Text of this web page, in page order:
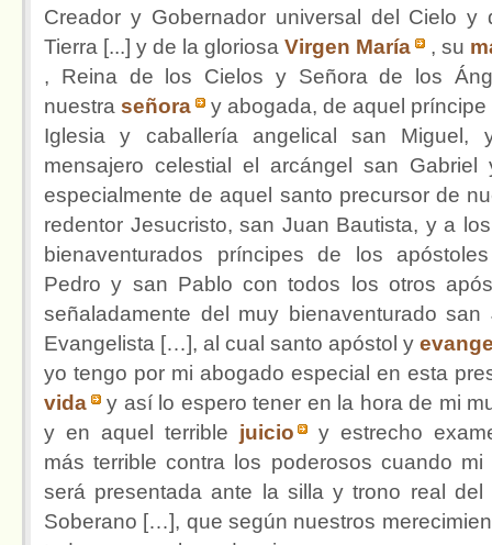
Creador y Gobernador universal del Cielo y
Tierra [...] y de la gloriosa Virgen María , su
, Reina de los Cielos y Señora de los
nuestra señora
y abogada, de aquel príncipe
Iglesia y caballería angelical san Miguel,
mensajero celestial el arcángel san Gabriel
especialmente de aquel santo precursor de
redentor Jesucristo, san Juan Bautista, y a
bienaventurados príncipes de los
Pedro y san Pablo con todos los otros
señaladamente del muy bienaventurado san
Evangelista […], al cual santo apóstol y
yo tengo por mi abogado especial en esta
vida
y así lo espero tener en la hora de mi
y en aquel terrible juicio
y estrecho
más terrible contra los poderosos cuando mi
será presentada ante la silla y trono real del
Soberano […], que según nuestros